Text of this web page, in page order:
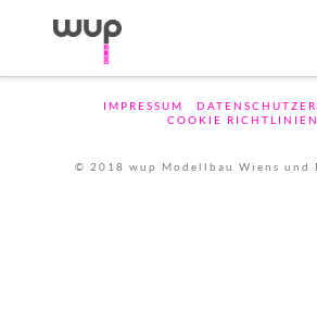
IMPRESSUM
COOKIE RICHTLINIEN
© 2018 wup Modellbau Wiens und